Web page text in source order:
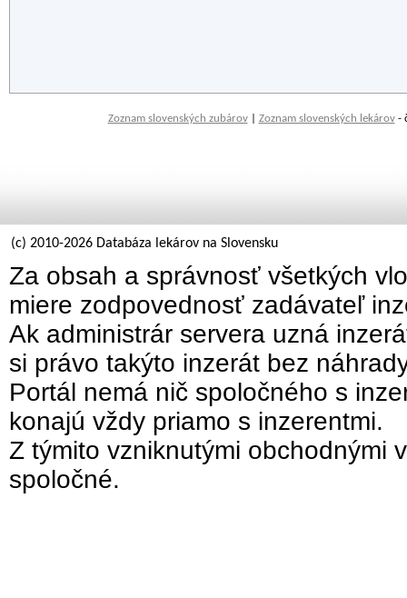
Zoznam slovenských zubárov| Zoznam slovenských lekárov-
(c) 2010-2026 Databáza lekárov na Slovensku
Za obsah a správnosť všetkých
miere zodpovednosť zadávateľ
Ak administrár servera uzná
si právo takýto inzerát bez
Portál nemá nič spoločného s
konajú vždy priamo s inzerentmi.
Z týmito vzniknutými obchodnými
spoločné.